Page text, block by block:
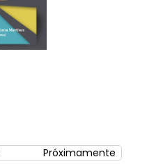
Próximamente